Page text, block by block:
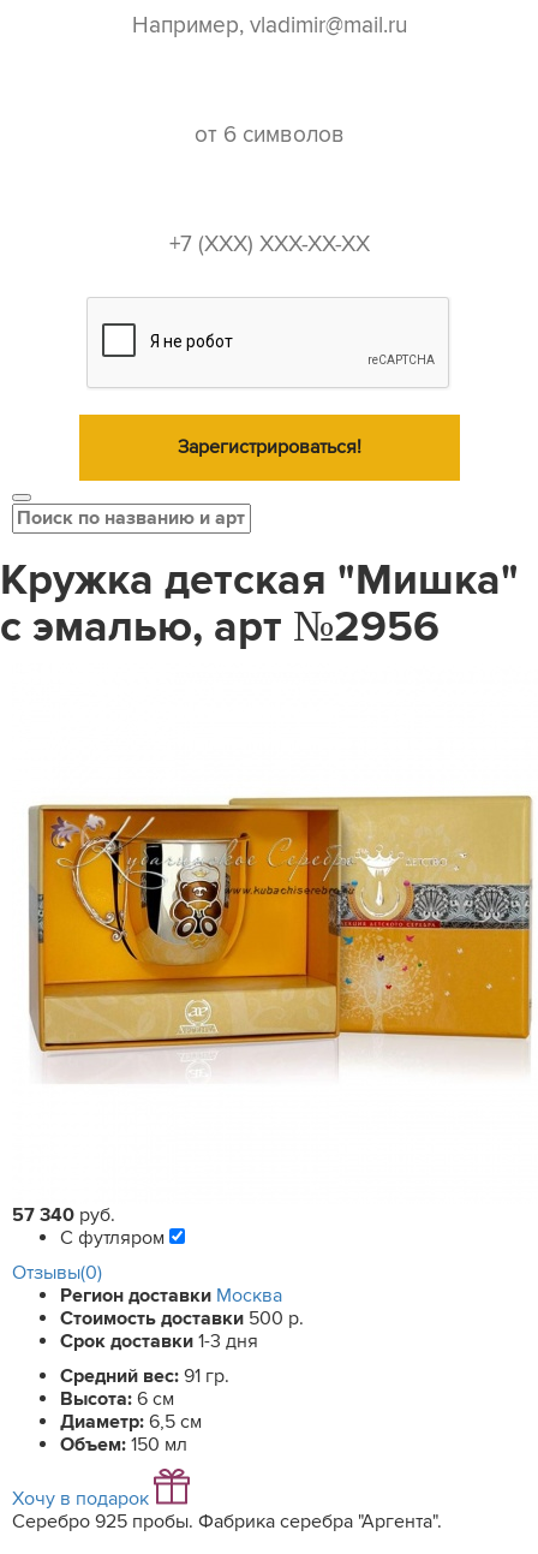
Зарегистрироваться!
Кружка детская "Мишка"
с эмалью, арт №2956
57 340 руб.
С футляром
Отзывы(0)
Регион доставки Москва
Стоимость доставки 500 р.
Срок доставки 1-3 дня
Средний вес: 91 гр.
Высота: 6 см
Диаметр: 6,5 см
Объем: 150 мл
Хочу в подарок
Серебро 925 пробы. Фабрика серебра "Аргента".